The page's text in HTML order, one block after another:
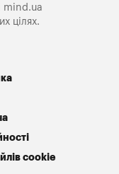
mind.ua
цілях.
cookie